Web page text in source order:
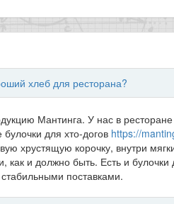
хлеб для ресторана?
Мантинга. У нас в
булочки для хто-догов https://
хрустящую корочку, внутри
и должно быть. Есть и булочки
поставками.